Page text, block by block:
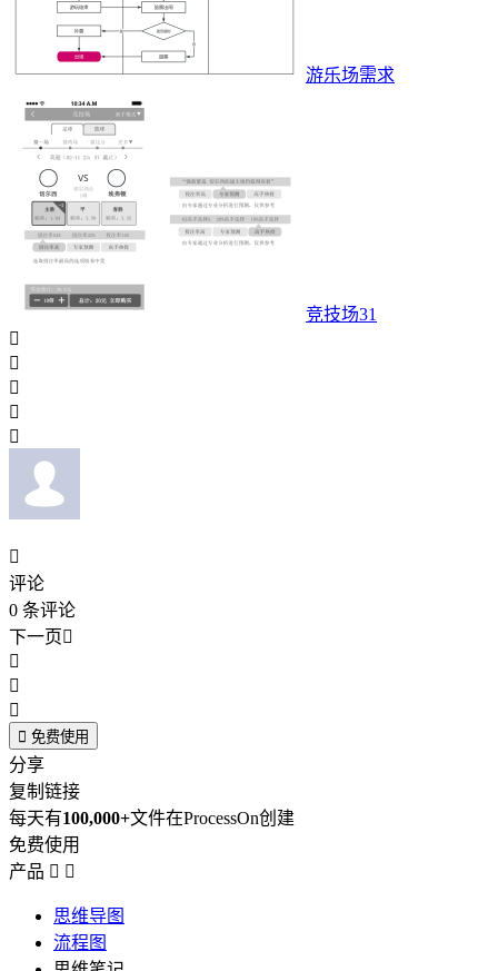
游乐场需求
竞技场31






评论
0 条评论
下一页



 免费使用
分享
复制链接
每天有100,000+文件在ProcessOn创建
免费使用
产品  
思维导图
流程图